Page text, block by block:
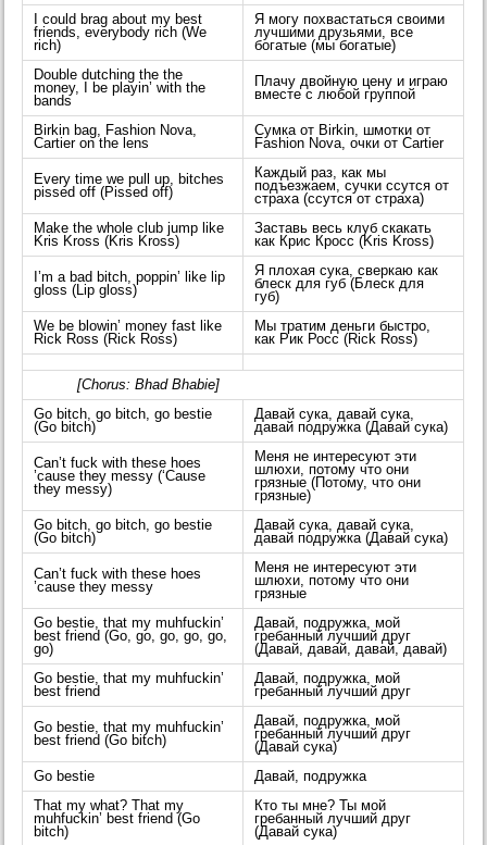
I could brag about my best
friends, everybody rich (We
rich)
Я могу похвастаться своими
лучшими друзьями, все
богатые (мы богатые)
Double dutching the the
money, I be playin’ with the
bands
Плачу двойную цену и играю
вместе с любой группой
Birkin bag, Fashion Nova,
Cartier on the lens
Сумка от Birkin, шмотки от
Fashion Nova, очки от Cartier
Every time we pull up, bitches
pissed off (Pissed off)
Каждый раз, как мы
подъезжаем, сучки ссутся от
страха (ссутся от страха)
Make the whole club jump like
Kris Kross (Kris Kross)
Заставь весь клуб скакать
как Крис Кросс (Kris Kross)
I’m a bad bitch, poppin’ like lip
gloss (Lip gloss)
Я плохая сука, сверкаю как
блеск для губ (Блеск для
губ)
We be blowin’ money fast like
Rick Ross (Rick Ross)
Мы тратим деньги быстро,
как Рик Росс (Rick Ross)
[Chorus: Bhad Bhabie]
Go bitch, go bitch, go bestie
(Go bitch)
Давай сука, давай сука,
давай подружка (Давай сука)
Can’t fuck with these hoes
’cause they messy (‘Cause
they messy)
Меня не интересуют эти
шлюхи, потому что они
грязные (Потому, что они
грязные)
Go bitch, go bitch, go bestie
(Go bitch)
Давай сука, давай сука,
давай подружка (Давай сука)
Can’t fuck with these hoes
’cause they messy
Меня не интересуют эти
шлюхи, потому что они
грязные
Go bestie, that my muhfuckin’
best friend (Go, go, go, go, go,
go)
Давай, подружка, мой
гребанный лучший друг
(Давай, давай, давай, давай)
Go bestie, that my muhfuckin’
best friend
Давай, подружка, мой
гребанный лучший друг
Go bestie, that my muhfuckin’
best friend (Go bitch)
Давай, подружка, мой
гребанный лучший друг
(Давай сука)
Go bestie
Давай, подружка
That my what? That my
muhfuckin’ best friend (Go
bitch)
Кто ты мне? Ты мой
гребанный лучший друг
(Давай сука)